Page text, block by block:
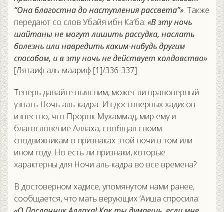
“Она благостна до наступления рассвета”». Также
передают со слов Убайя ибн Ка‘ба: «В эту ночь
шайтаны не могут лишить рассудка, наслать
болезнь или навредить каким-нибудь другим
способом, и в эту ночь не действует колдовство»
[Лятаиф аль-маариф [1]/336-337].
Теперь давайте выясним, может ли правоверный
узнать Ночь аль-кадра. Из достоверных хадисов
известно, что Пророк Мухаммад, мир ему и
благословение Аллаха, сообщал своим
сподвижникам о признаках этой ночи в том или
ином году. Но есть ли признаки, которые
характерны для Ночи аль-кадра во все времена?
В достоверном хадисе, упомянутом нами ранее,
сообщается, что мать верующих ‘Аиша спросила: